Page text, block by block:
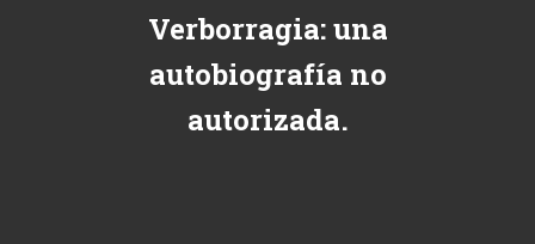
Verborragia: una
autobiografía no
autorizada.